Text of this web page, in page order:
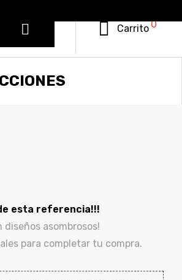
Carrito0
esta referencia!!!
asombrosos!
para completar tu compra.